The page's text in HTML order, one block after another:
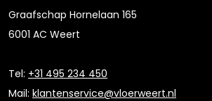
Graafschap Hornelaan 165
6001 AC Weert
Tel: +31 495 234 450
Mail: klantenservice@vloerweert.nl